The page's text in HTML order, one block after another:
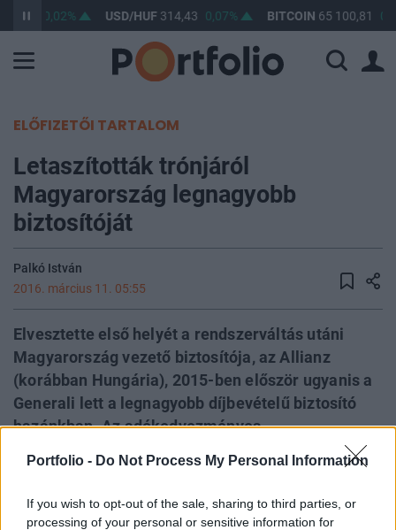
Portfolio - Do Not Process My Personal Information
If you wish to opt-out of the sale, sharing to third parties, or
processing of your personal or sensitive information for
0,02% USD/HUF314,43 0,07% BITCOIN 65 100,81
ELŐFIZETŐI TARTALOM
Letaszították trónjáról
Magyarország legnagyobb
biztosítóját
Palkó István
2016. március 11. 05:55
Elvesztette első helyét a rendszerváltás utáni
Magyarország vezető biztosítója, az Allianz
(korábban Hungária), 2015-ben először ugyanis a
Generali lett a legnagyobb díjbevételű biztosító
hazánkban. Az adókedvezményes
biztosítási szektor díjbevétele pedig a MABISZ
végleges adatai szerint 2,5%-kal növekedett
tavaly. 13 ábrán összegezzük a biztosítási piac